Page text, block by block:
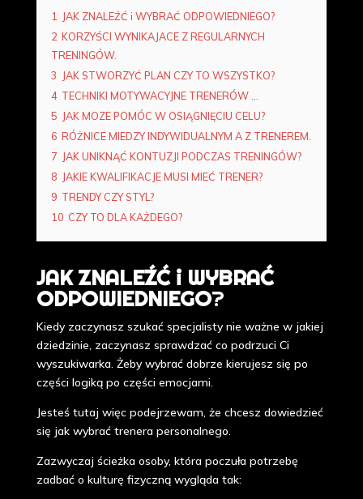
1
JAK ZNALEŹĆ i WYBRAĆ ODPOWIEDNIEGO?
2 KORZYŚCI WYNIKAJACE Z REGULARNYCH
TRENINGÓW.
3 JAK STWORZYĆ PLAN CZY TO WSZYSTKO?
4 TECHNIKI MOTYWACYJNE TRENERÓW ...
5 JAK MOZE POMÓC W OSIĄGNIĘCIU CELU?
6 RÓŻNICE MIEDZY INDYWIDUALNYM A Z TRENEREM.
7 JAK UNIKNĄĆ KONTUZJI PODCZAS TRENINGÓW?
8 JAKIE KWALIFIKACJE MUSI MIEĆ TRENER?
9 TRENDY CZY STYL?
10 CZY TO DLA KAŻDEGO?
JAK ZNALEŹĆ i WYBRAĆ
ODPOWIEDNIEGO?
Kiedy zaczynasz szukać specjalisty nie ważne w jakiej
dziedzinie, zaczynasz sprawdzać co podrzuci Ci
wyszukiwarka. Żeby wybrać dobrze kierujesz się po
części logiką po części emocjami.
Jesteś tutaj więc podejrzewam, że chcesz dowiedzieć
się jak wybrać trenera personalnego.
Zazwyczaj ścieżka osoby, która poczuła potrzebę
zadbać o kulturę fizyczną wygląda tak: